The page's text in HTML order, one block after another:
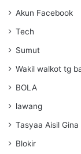
Akun Facebook
Tech
Sumut
Wakil walkot tg
BOLA
lawang
Tasyaa Aisil Gina
Blokir